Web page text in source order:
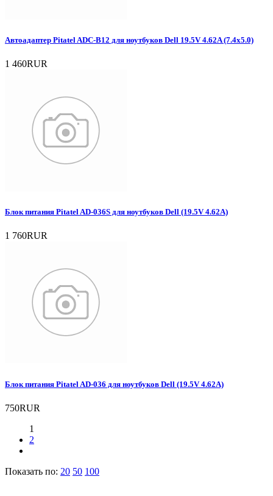
Автоадаптер Pitatel ADC-B12 для ноутбуков Dell 19.5V 4.62A (7.4x5.0)
1 460RUR
Блок питания Pitatel AD-036S для ноутбуков Dell (19.5V 4.62A)
1 760RUR
Блок питания Pitatel AD-036 для ноутбуков Dell (19.5V 4.62A)
750RUR
1
2
Показать по: 20 50 100